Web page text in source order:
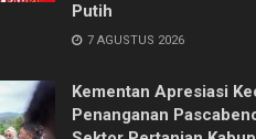
Putih
7 AGUSTUS 2026
Kementan Apresiasi
Penanganan